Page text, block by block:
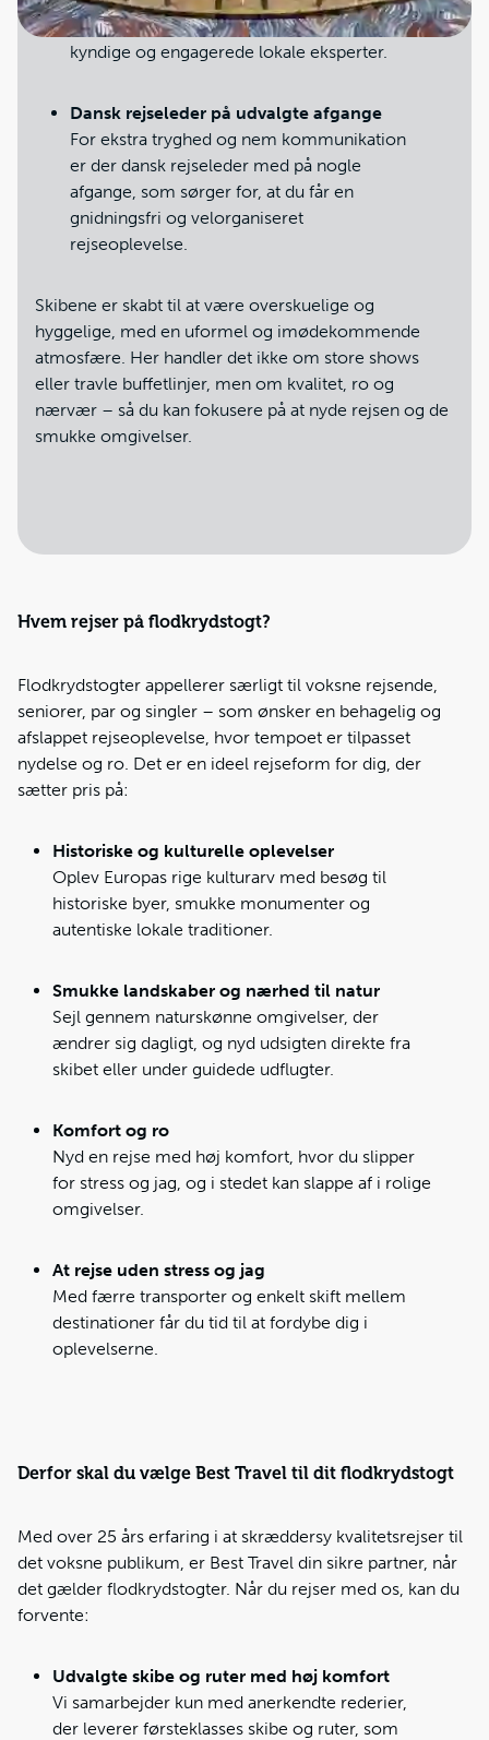
kultur, historie og natur i selskab med
kyndige og engagerede lokale eksperter.
Dansk rejseleder på udvalgte afgange
For ekstra tryghed og nem kommunikation
er der dansk rejseleder med på nogle
afgange, som sørger for, at du får en
gnidningsfri og velorganiseret
rejseoplevelse.
Skibene er skabt til at være overskuelige og
hyggelige, med en uformel og imødekommende
atmosfære. Her handler det ikke om store shows
eller travle buffetlinjer, men om kvalitet, ro og
nærvær – så du kan fokusere på at nyde rejsen og de
smukke omgivelser.
Hvem rejser på flodkrydstogt?
Flodkrydstogter appellerer særligt til voksne rejsende,
seniorer, par og singler – som ønsker en behagelig og
afslappet rejseoplevelse, hvor tempoet er tilpasset
nydelse og ro. Det er en ideel rejseform for dig, der
sætter pris på:
Historiske og kulturelle oplevelser
Oplev Europas rige kulturarv med besøg til
historiske byer, smukke monumenter og
autentiske lokale traditioner.
Smukke landskaber og nærhed til natur
Sejl gennem naturskønne omgivelser, der
ændrer sig dagligt, og nyd udsigten direkte fra
skibet eller under guidede udflugter.
Komfort og ro
Nyd en rejse med høj komfort, hvor du slipper
for stress og jag, og i stedet kan slappe af i rolige
omgivelser.
At rejse uden stress og jag
Med færre transporter og enkelt skift mellem
destinationer får du tid til at fordybe dig i
oplevelserne.
Derfor skal du vælge Best Travel til dit flodkrydstogt
Med over 25 års erfaring i at skræddersy kvalitetsrejser til
det voksne publikum, er Best Travel din sikre partner, når
det gælder flodkrydstogter. Når du rejser med os, kan du
forvente:
Udvalgte skibe og ruter med høj komfort
Vi samarbejder kun med anerkendte rederier,
der leverer førsteklasses skibe og ruter, som